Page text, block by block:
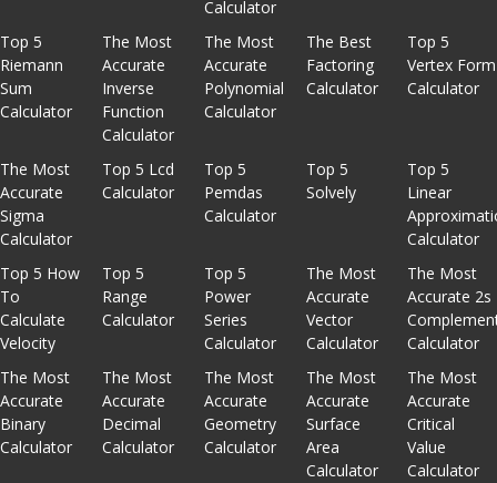
Calculator
Top 5
Riemann
Sum
Calculator
The Most
Accurate
Inverse
Function
Calculator
The Most
Accurate
Polynomial
Calculator
The Best
Factoring
Calculator
Top 5
Vertex Form
Calculator
The Most
Accurate
Sigma
Calculator
Top 5 Lcd
Calculator
Top 5
Pemdas
Calculator
Top 5
Solvely
Top 5
Linear
Calculator
Top 5 How
To
Calculate
Velocity
Top 5
Range
Calculator
Top 5
Power
Series
Calculator
The Most
Accurate
Vector
Calculator
The Most
Accurate 2s
Calculator
The Most
Accurate
Binary
Calculator
The Most
Accurate
Decimal
Calculator
The Most
Accurate
Geometry
Calculator
The Most
Accurate
Surface
Area
Calculator
The Most
Accurate
Critical
Value
Calculator